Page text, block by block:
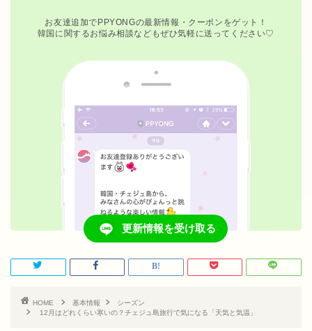
お友達追加でPPYONGの最新情報・クーポンをゲット！
韓国に関するお悩み相談などもぜひ気軽に送ってください♡
更新情報を受け取る
HOME 基本情報
シーズン
12月はどれくらい寒いの？チェジュ島旅行で気になる「天気と気温」